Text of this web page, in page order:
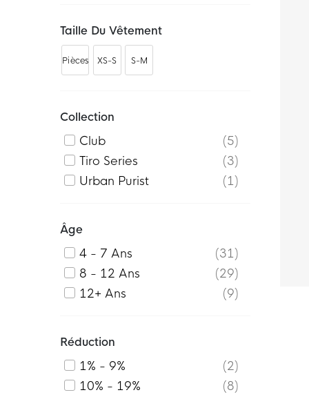
Taille Du Vêtement
Pièces XS-S S-M
Collection
Club
5
Tiro Series
3
Urban Purist
1
Âge
4 - 7 Ans
31
8 - 12 Ans
29
12+ Ans
9
Réduction
1% - 9%
2
10% - 19%
8